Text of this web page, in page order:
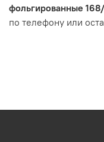
фольгированные
по телефону или